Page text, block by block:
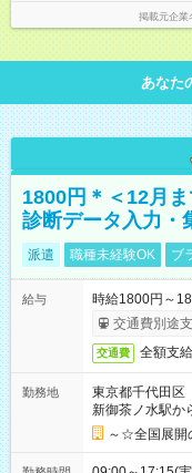
掲載元企業
あなた
1800円＊＜12月
診断データ入力・
派遣 職種未経験OK ブ
給与
時給1800円～
交通費別途
交通費 全額支給
勤務地
東京都千代田区
新御茶ノ水駅か
～☆全国展開